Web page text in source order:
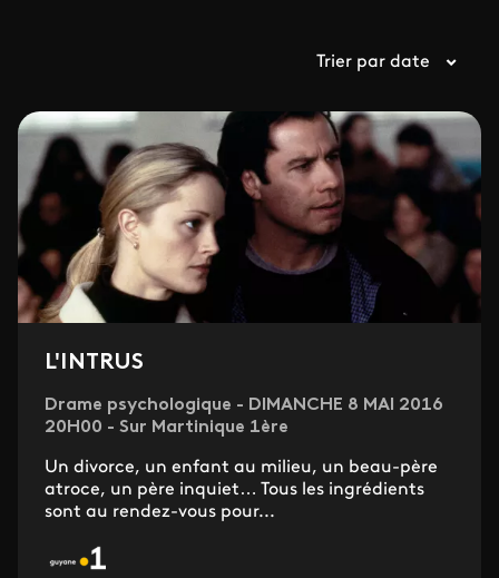
Trier par date
L'INTRUS
Drame psychologique - DIMANCHE 8 MAI 2016
20H00 - Sur Martinique 1ère
Un divorce, un enfant au milieu, un beau-père
atroce, un père inquiet… Tous les ingrédients
sont au rendez-vous pour...